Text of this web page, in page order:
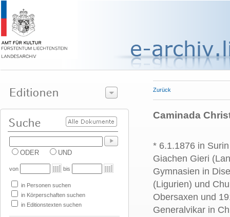
ODER UND
von bis
in Personen suchen
in Körperschaften suchen
in Editionstexten suchen
Zurück
Caminada
* 6.1.1876 in
Giachen Gieri
Gymnasien in
(Ligurien) und
Obersaxen und
Generalvikar in